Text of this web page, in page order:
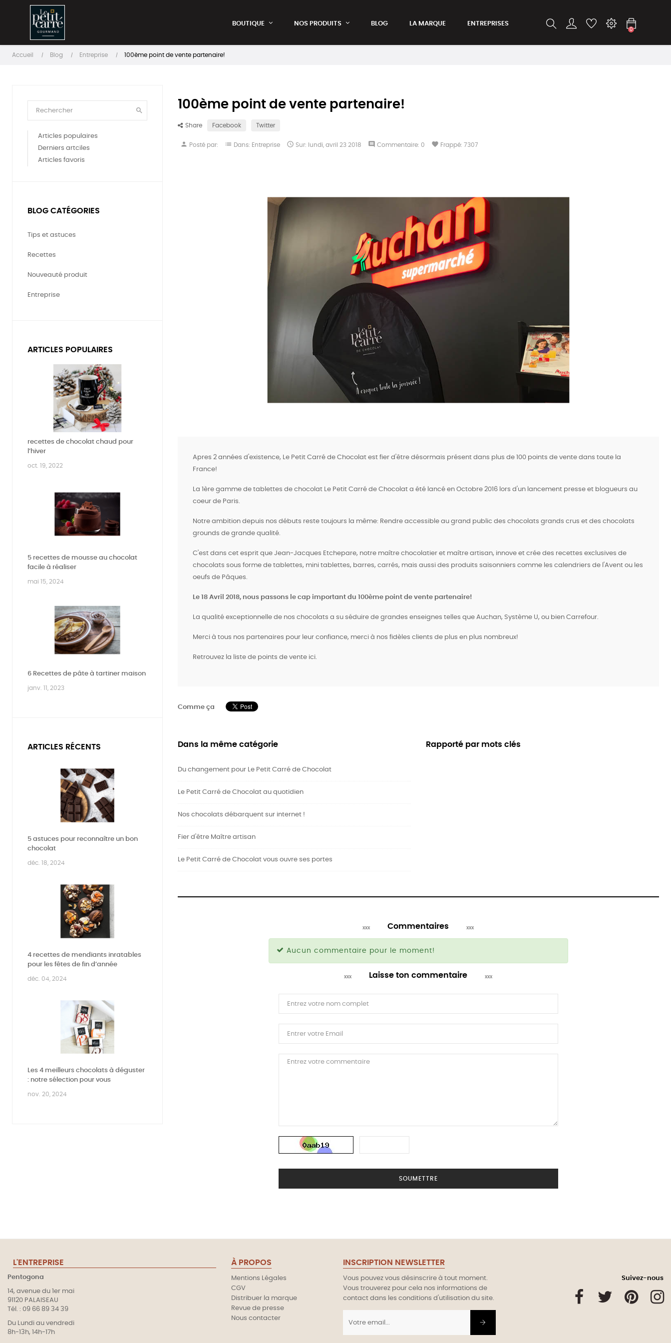
BOUTIQUE NOS PRODUITS BLOG LA MARQUE ENTREPRISES
0
Accueil Blog Entreprise 100ème point de vente partenaire!

Articles populaires
Derniers artciles
Articles favoris
BLOG CATÉGORIES
Tips et astuces
Recettes
Nouveauté produit
Entreprise
ARTICLES POPULAIRES
recettes de chocolat chaud pour
l’hiver
oct. 19, 2022
5 recettes de mousse au chocolat
facile à réaliser
mai 15, 2024
6 Recettes de pâte à tartiner maison
janv. 11, 2023
ARTICLES RÉCENTS
5 astuces pour reconnaître un bon
chocolat
déc. 18, 2024
4 recettes de mendiants inratables
pour les fêtes de fin d’année
déc. 04, 2024
Les 4 meilleurs chocolats à déguster
: notre sélection pour vous
nov. 20, 2024
100ème point de vente partenaire!
Share Facebook Twitter
person Posté par: list Dans: Entreprise  Sur: lundi, avril 23 2018 comment Commentaire: 0 favorite Frappé: 7307
Apres 2 années d'existence, Le Petit Carré de Chocolat est fier d'être désormais présent dans plus de 100 points de vente dans toute la
France!
La 1ère gamme de tablettes de chocolat Le Petit Carré de Chocolat a été lancé en Octobre 2016 lors d'un lancement presse et blogueurs au
coeur de Paris.
Notre ambition depuis nos débuts reste toujours la même: Rendre accessible au grand public des chocolats grands crus et des chocolats
grounds de grande qualité.
C'est dans cet esprit que Jean-Jacques Etchepare, notre maître chocolatier et maître artisan, innove et crée des recettes exclusives de
chocolats sous forme de tablettes, mini tablettes, barres, carrés, mais aussi des produits saisonniers comme les calendriers de l'Avent ou les
oeufs de Pâques.
Le 18 Avril 2018, nous passons le cap important du 100ème point de vente partenaire!
La qualité exceptionnelle de nos chocolats a su séduire de grandes enseignes telles que Auchan, Système U, ou bien Carrefour.
Merci à tous nos partenaires pour leur confiance, merci à nos fidèles clients de plus en plus nombreux!
Retrouvez la liste de points de vente ici.
Comme ça
Dans la même catégorie
Du changement pour Le Petit Carré de Chocolat
Le Petit Carré de Chocolat au quotidien
Nos chocolats débarquent sur internet !
Fier d'être Maître artisan
Le Petit Carré de Chocolat vous ouvre ses portes
Rapporté par mots clés
Commentaires
Aucun commentaire pour le moment!
Laisse ton commentaire
SOUMETTRE
L'ENTREPRISE
Pentogona
14, avenue du 1er mai
91120 PALAISEAU
Tél. : 09 66 89 34 39
Du Lundi au vendredi
8h-13h, 14h-17h
À PROPOS
Mentions Légales
CGV
Distribuer la marque
Revue de presse
Nous contacter
INSCRIPTION NEWSLETTER
Vous pouvez vous désinscrire à tout moment.
Vous trouverez pour cela nos informations de
contact dans les conditions d'utilisation du site.
Suivez-nous
FacebookTwitter Pinterest